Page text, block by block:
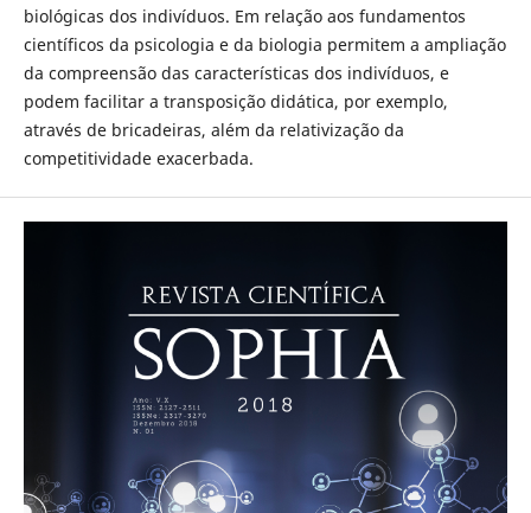
biológicas dos indivíduos. Em relação aos fundamentos
científicos da psicologia e da biologia permitem a ampliação
da compreensão das características dos indivíduos, e
podem facilitar a transposição didática, por exemplo,
através de bricadeiras, além da relativização da
competitividade exacerbada.